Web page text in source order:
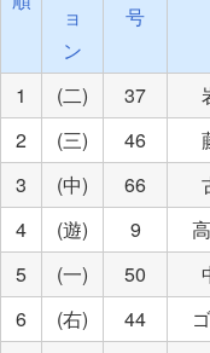
ョ
ン
号
1 (二) 37
2
(三) 46
3
(中) 66
4
(遊) 9
5
(一) 50
6
(右) 44